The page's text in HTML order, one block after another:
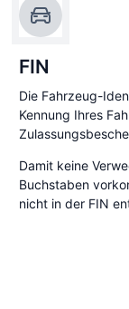
FIN
Die Fahrzeug-
Kennung Ihres
Damit keine
Buchstaben
nicht in der FIN